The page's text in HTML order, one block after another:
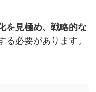
を見極め、戦略的な
る必要があります。